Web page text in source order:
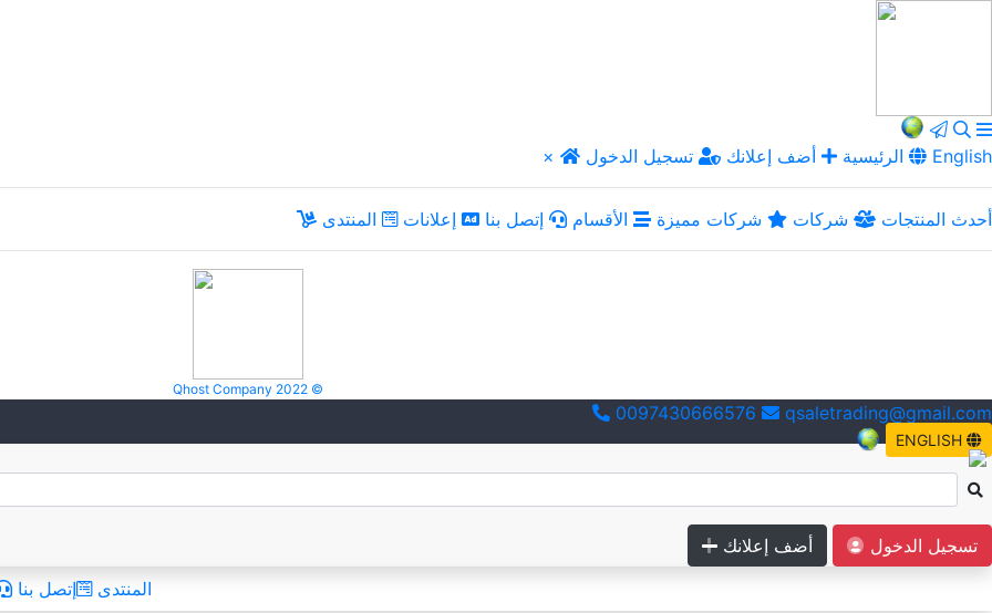
× الرئيسية أضف إعلانك تسجيل الدخول English
أحدث المنتجات شركات شركات مميزة الأقسام إتصل بنا إعلانات المنتدى
Qhost Company 2022 ©
0097430666576 qsaletrading@gmail.com
ENGLISH
أضف إعلانك
تسجيل الدخول
إتصل بنا المنتدى